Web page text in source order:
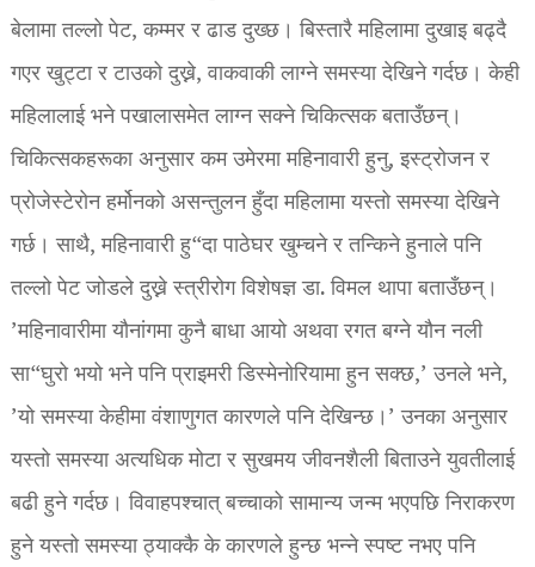
बेलामा तल्लो पेट, कम्मर र ढाड दुख्छ। बिस्तारै महिलामा दुखाइ बढ्दै
गएर खुट्टा र टाउको दुख्ने, वाकवाकी लाग्ने समस्या देखिने गर्दछ। केही
महिलालाई भने पखालासमेत लाग्न सक्ने चिकित्सक बताउँछन्।
चिकित्सकहरूका अनुसार कम उमेरमा महिनावारी हुनु, इस्ट्रोजन र
प्रोजेस्टेरोन हर्मोनको असन्तुलन हुँदा महिलामा यस्तो समस्या देखिने
गर्छ। साथै, महिनावारी हु“दा पाठेघर खुम्चने र तन्किने हुनाले पनि
तल्लो पेट जोडले दुख्ने स्त्रीरोग विशेषज्ञ डा. विमल थापा बताउँछन्।
’महिनावारीमा यौनांगमा कुनै बाधा आयो अथवा रगत बग्ने यौन नली
सा“घुरो भयो भने पनि प्राइमरी डिस्मेनोरियामा हुन सक्छ,’ उनले भने,
’यो समस्या केहीमा वंशाणुगत कारणले पनि देखिन्छ।’ उनका अनुसार
यस्तो समस्या अत्यधिक मोटा र सुखमय जीवनशैली बिताउने युवतीलाई
बढी हुने गर्दछ। विवाहपश्चात् बच्चाको सामान्य जन्म भएपछि निराकरण
हुने यस्तो समस्या ठ्याक्कै के कारणले हुन्छ भन्ने स्पष्ट नभए पनि